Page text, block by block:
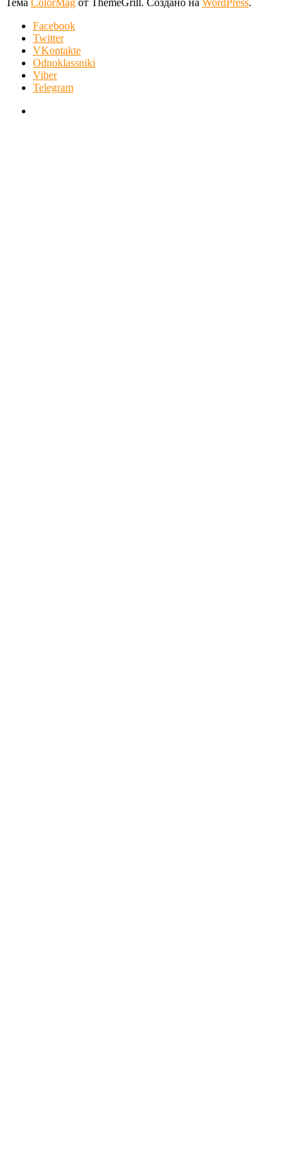
Facebook
Twitter
VKontakte
Odnoklassniki
Viber
Telegram